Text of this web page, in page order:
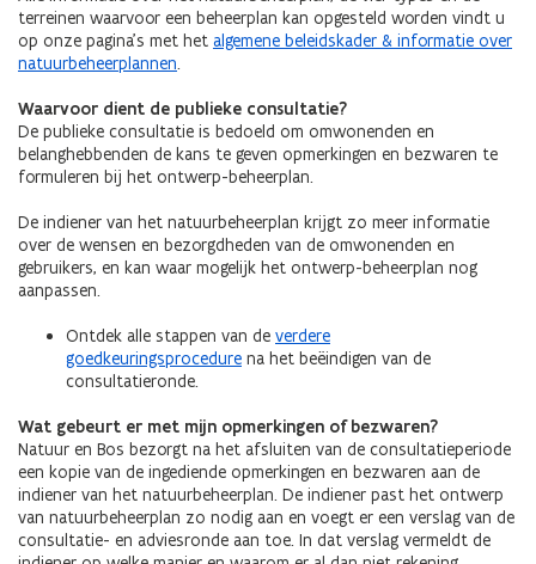
terreinen waarvoor een beheerplan kan opgesteld worden vindt u
op onze pagina’s met het algemene beleidskader & informatie over
natuurbeheerplannen.
Waarvoor dient de publieke consultatie?
De publieke consultatie is bedoeld om omwonenden en
belanghebbenden de kans te geven opmerkingen en bezwaren te
formuleren bij het ontwerp-beheerplan.
De indiener van het natuurbeheerplan krijgt zo meer informatie
over de wensen en bezorgdheden van de omwonenden en
gebruikers, en kan waar mogelijk het ontwerp-beheerplan nog
aanpassen.
Ontdek alle stappen van de verdere
goedkeuringsprocedure na het beëindigen van de
consultatieronde.
Wat gebeurt er met mijn opmerkingen of bezwaren?
Natuur en Bos bezorgt na het afsluiten van de consultatieperiode
een kopie van de ingediende opmerkingen en bezwaren aan de
indiener van het natuurbeheerplan. De indiener past het ontwerp
van natuurbeheerplan zo nodig aan en voegt er een verslag van de
consultatie- en adviesronde aan toe. In dat verslag vermeldt de